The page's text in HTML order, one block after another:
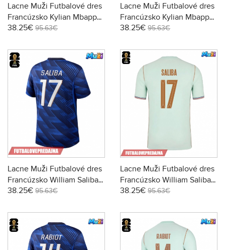
Lacne Muži Futbalové dres
Francúzsko Kylian Mbappe
#10 MS 2026 Krátky Rukáv
38.25€ 95.63€
Lacne Muži Futbalové dres
Francúzsko Kylian Mbappe
#10 MS 2026 Krátky Rukáv
38.25€ 95.63€
Lacne Muži Futbalové dres
Francúzsko William Saliba
#17 MS 2026 Krátky Rukáv -
38.25€ 95.63€
Lacne Muži Futbalové dres
Francúzsko William Saliba
#17 MS 2026 Krátky Rukáv -
38.25€ 95.63€